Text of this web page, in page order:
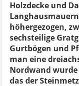
Holzdecke und
höhergezogen,
sechsteilige
Gurtbögen und
man eine
Nordwand
das der